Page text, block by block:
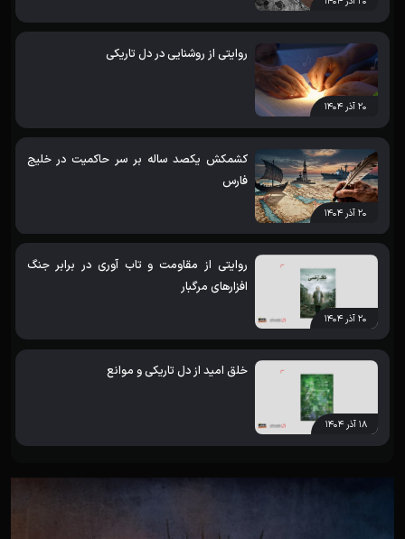
۲۰ آذر ۱۴۰۴
روایتی از روشنایی در دل تاریکی
۲۰ آذر ۱۴۰۴
کشمکش یکصد ساله بر سر حاکمیت در خلیج
فارس
۲۰ آذر ۱۴۰۴
روایتی از مقاومت و تاب آوری در برابر جنگ
افزارهای مرگبار
۱۸ آذر ۱۴۰۴
خلق امید از دل تاریکی و موانع